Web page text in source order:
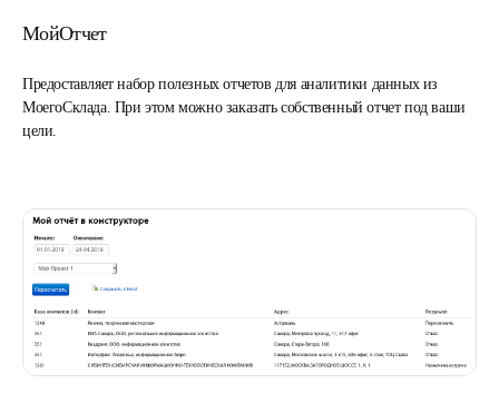
МойОтчет
Предоставляет набор полезных отчетов для аналитики данных из
МоегоСклада. При этом можно заказать собственный отчет под ваши
цели.